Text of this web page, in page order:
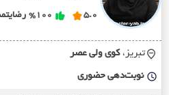
5.0
%100
تبریز، کوي ولي عصر
نوبت‌دهی حضوری